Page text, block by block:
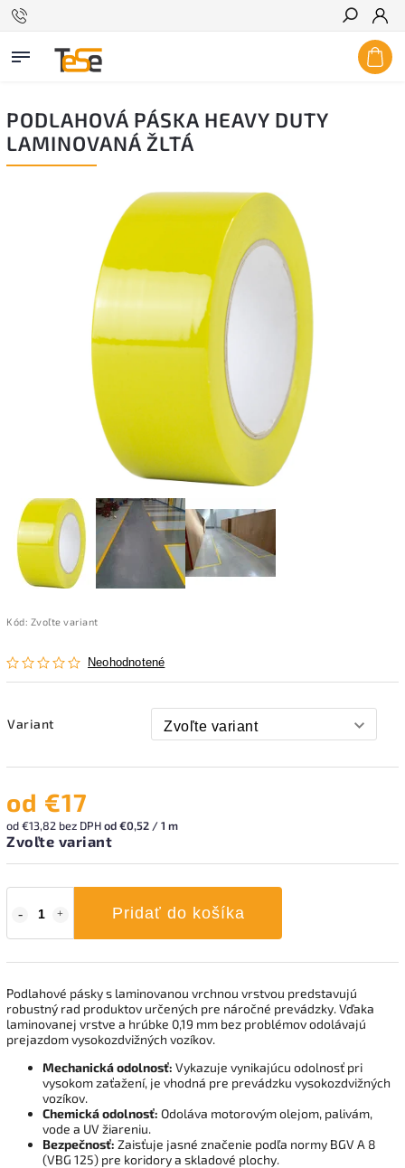
Hľadať
PODLAHOVÁ PÁSKA HEAVY DUTY
LAMINOVANÁ ŽLTÁ
Kód: Zvoľte variant
Neohodnotené
Variant
od €17
od€13,82 bez DPHod €0,52 / 1 m
Zvoľte variant
Pridať do košíka
Podlahové pásky s laminovanou vrchnou vrstvou predstavujú
robustný rad produktov určených pre náročné prevádzky. Vďaka
laminovanej vrstve a hrúbke 0,19 mm bez problémov odolávajú
prejazdom vysokozdvižných vozíkov.
Mechanická odolnosť: Vykazuje vynikajúcu odolnosť pri
vysokom zaťažení, je vhodná pre prevádzku vysokozdvižných
vozíkov.
Chemická odolnosť: Odoláva motorovým olejom, palivám,
vode a UV žiareniu.
Bezpečnosť: Zaisťuje jasné značenie podľa normy BGV A 8
(VBG 125) pre koridory a skladové plochy.